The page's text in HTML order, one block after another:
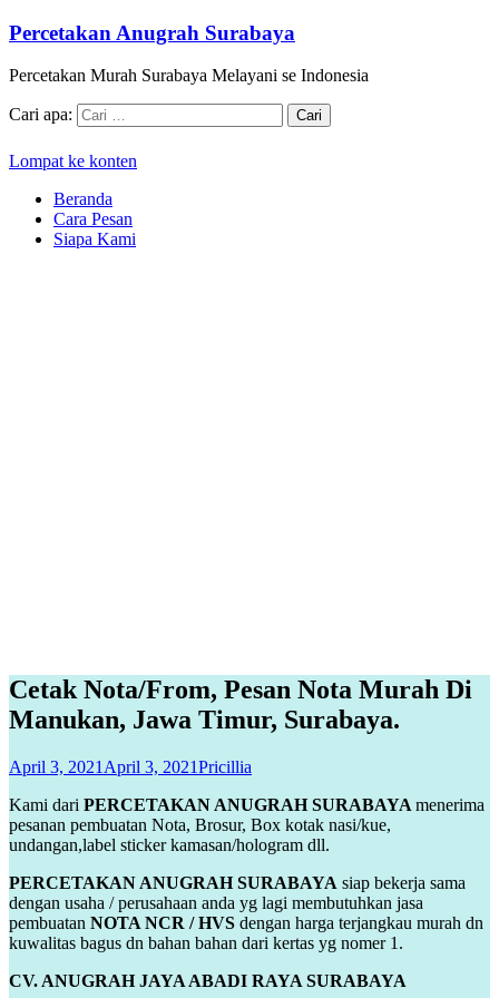
Percetakan Anugrah Surabaya
Percetakan Murah Surabaya Melayani se Indonesia
Cari apa:
Lompat ke konten
Beranda
Cara Pesan
Siapa Kami
Cetak Nota/From, Pesan Nota Murah Di
Manukan, Jawa Timur, Surabaya.
April 3, 2021 April 3, 2021Pricillia
Kami dari PERCETAKAN ANUGRAH SURABAYA menerima
pesanan pembuatan Nota, Brosur, Box kotak nasi/kue,
undangan,label sticker kamasan/hologram dll.
PERCETAKAN ANUGRAH SURABAYA siap bekerja sama
dengan usaha / perusahaan anda yg lagi membutuhkan jasa
pembuatan NOTA NCR / HVS dengan harga terjangkau murah dn
kuwalitas bagus dn bahan bahan dari kertas yg nomer 1.
CV. ANUGRAH JAYA ABADI RAYA SURABAYA